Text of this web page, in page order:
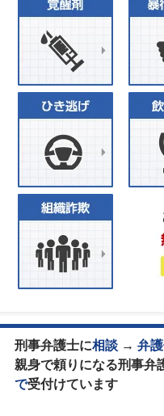
刑事弁護士に相談→ 弁
親身で頼りになる刑事弁
で受付けています